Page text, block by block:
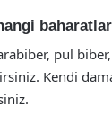
pul
Kendi